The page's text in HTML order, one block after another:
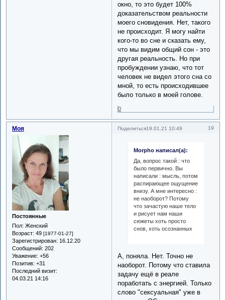
окно, то это будет 100%
доказательством реальности
моего сновидения. Нет, такого
не происходит. Я могу найти
кого-то во сне и сказать ему,
что мы видим общий сон - это
другая реальность. Но при
пробуждении узнаю, что тот
человек не видел этого сна со
мной, то есть происходившее
было только в моей голове.
0
Поделиться 19
19.01.21 10:49
Моя
Постоянные
Пол: Женский
Возраст: 49 [1977-01-27]
Зарегистрирован: 16.12.20
Сообщений: 202
Уважение: +56
Позитив: +31
Последний визит:
04.03.21 14:16
Morpho написал(а):
Да, вопрос такой : что
было первично. Вы
написали : мысль, потом
распирающее ощущение
внизу. А мне интересно :
не наоборот? Потому
что зачастую наше тело
и рисует нам наши
сюжеты хоть просто
снов, хоть осознанных
А, поняла. Нет. Точно не
наоборот. Потому что ставила
задачу ещё в реале
поработать с энергией. Только
слово "сексуальная" уже в